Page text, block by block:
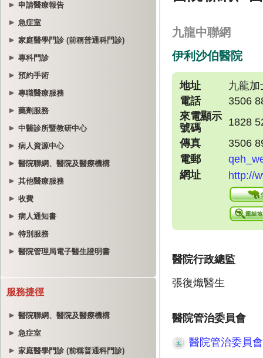
申請醫療報告
急症室
家庭醫學門診 (前稱普通科門診)
專科門診
預約手術
專職醫療服務
藥劑服務
中醫診所暨教研中心
病人資源中心
醫院聯網、醫院及醫療機構
其他醫療服務
收費
病人通知書
特別服務
醫院管理局電子醫生證明書
服務捷徑
醫院聯網、醫院及醫療機構
急症室
家庭醫學門診 (前稱普通科門診)